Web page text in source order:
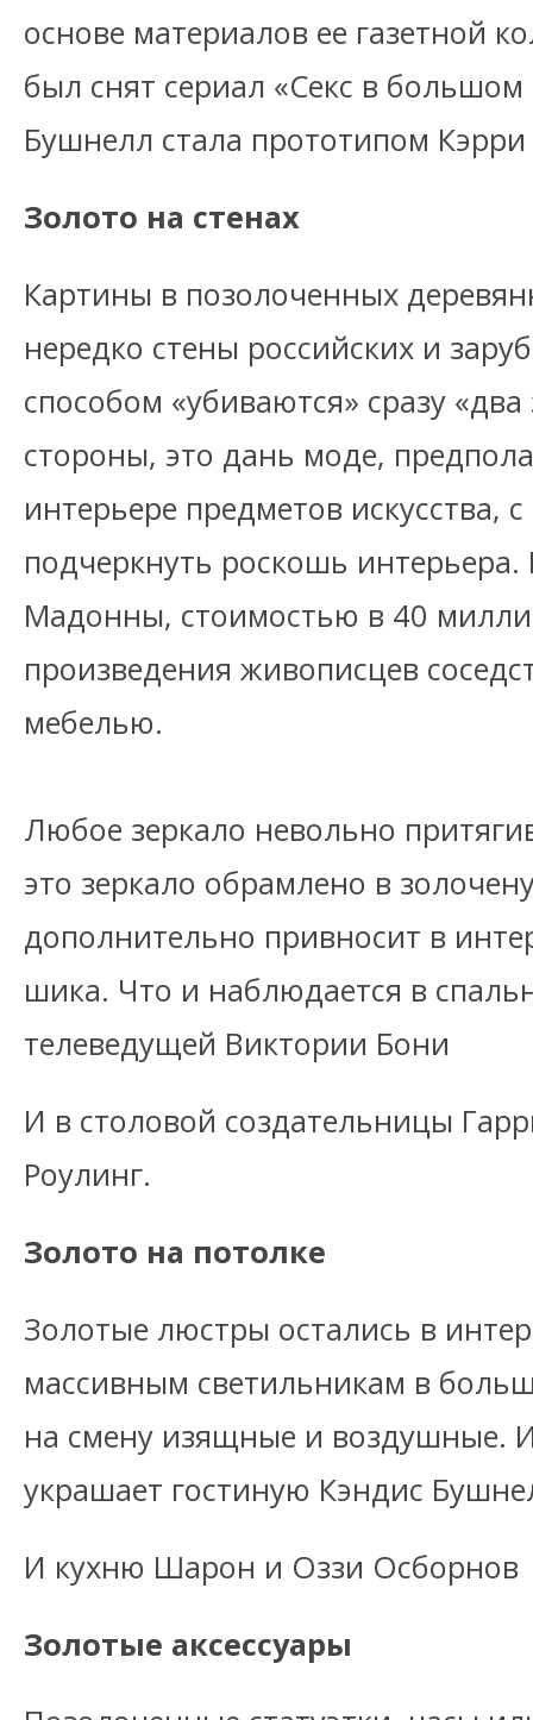
основе материалов ее газетной
был снят сериал «Секс в
Бушнелл стала прототипом
Золото на стенах
Картины в позолоченных
нередко стены российских и
способом «убиваются» сразу
стороны, это дань моде,
интерьере предметов искусства,
подчеркнуть роскошь
Мадонны, стоимостью в 40
произведения живописцев
мебелью.
Любое зеркало невольно
это зеркало обрамлено в
дополнительно привносит в
шика. Что и наблюдается в
телеведущей Виктории Бони
И в столовой создательницы
Роулинг.
Золото на потолке
Золотые люстры остались в
массивным светильникам в
на смену изящные и воздушные.
украшает гостиную Кэндис
И кухню Шарон и Оззи Осборнов
Золотые аксессуары